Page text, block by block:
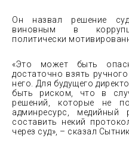
Он назвал решение
виновным в
политически
«Это может быть
достаточно взять
него. Для будущего
быть риском, что в
решений, которые не
админресурс, медийный
составить некий
через суд», – сказал Сытник.